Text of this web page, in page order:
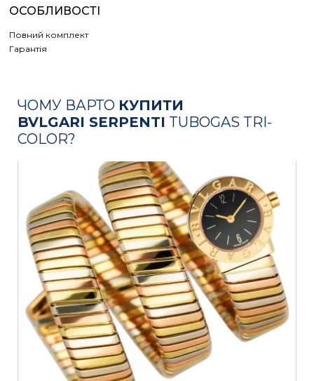
ОСОБЛИВОСТІ
Повний комплект
Гарантія
ЧОМУ ВАРТО КУПИТИ
BVLGARI SERPENTI TUBOGAS TRI-
COLOR?